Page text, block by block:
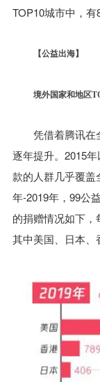
TOP10城市中，有
【公益出海】
境外国家和地区
凭借着腾讯在
逐年提升。2015
款的人群几乎覆盖
年-2019年，99公
的捐赠情况如下，
其中美国、日本、